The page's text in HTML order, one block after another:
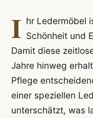
I hr Ledermöbel
Schönheit und
Damit diese
Jahre hinweg
Pflege
einer speziellen
unterschätzt, was